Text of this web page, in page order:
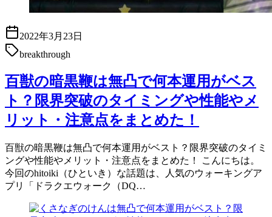
2022年3月23日
breakthrough
百獣の暗黒鞭は無凸で何本運用がベス
ト？限界突破のタイミングや性能やメ
リット・注意点をまとめた！
百獣の暗黒鞭は無凸で何本運用がベスト？限界突破のタイミ
ングや性能やメリット・注意点をまとめた！ こんにちは。
今回のhitoiki（ひといき）な話題は、人気のウォーキングア
プリ「ドラクエウォーク（DQ…